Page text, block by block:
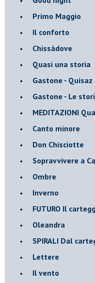
Primo Maggio
Il conforto
Chissàdove
Quasi una storia
Gastone - Quisaz
Gastone - Le
MEDITAZIONI
Canto minore
Don Chisciotte
Sopravvivere a
Ombre
Inverno
FUTURO Il
Oleandra
SPIRALI Dal
Lettere
Il vento